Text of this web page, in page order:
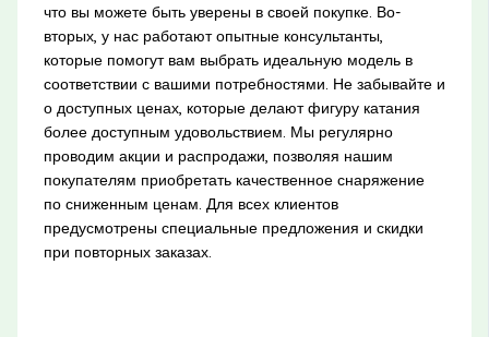
что вы можете быть уверены в своей покупке. Во-
вторых, у нас работают опытные консультанты,
которые помогут вам выбрать идеальную модель в
соответствии с вашими потребностями. Не забывайте и
о доступных ценах, которые делают фигуру катания
более доступным удовольствием. Мы регулярно
проводим акции и распродажи, позволяя нашим
покупателям приобретать качественное снаряжение
по сниженным ценам. Для всех клиентов
предусмотрены специальные предложения и скидки
при повторных заказах.